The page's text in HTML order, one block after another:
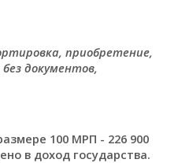
приобретение,
документов,
100 МРП - 226 900
в доход государства.